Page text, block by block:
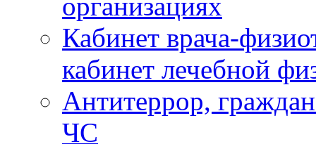
организациях
Кабинет врача-
кабинет лечебной
Антитеррор,
ЧС